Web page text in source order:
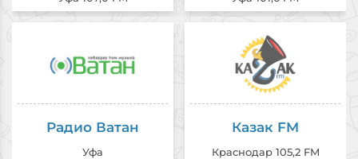
Радио Ватан
Уфа
Казак FM
Краснодар 105,2 FM